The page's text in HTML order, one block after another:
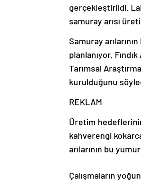
gerçekleştirildi.
samuray arısı
Samuray
planlanıyor.
Tarımsal
kurulduğunu
REKLAM
Üretim
kahverengi
arılarının bu
Çalışmaların